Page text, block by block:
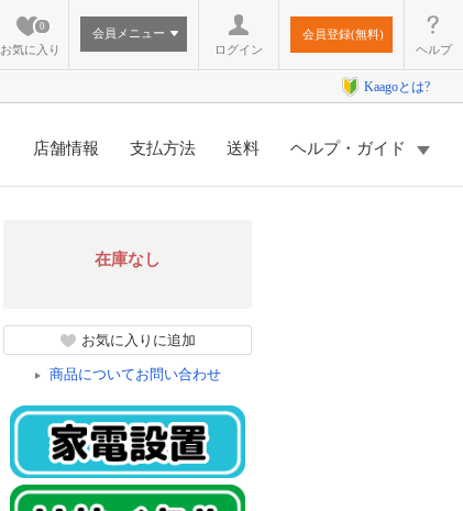
お気に入り
0
会員メニュー
ログイン
会員登録(無料)
ヘルプ
Kaagoとは?
店舗情報 支払方法 送料 ヘルプ・ガイド
在庫なし
お気に入りに追加
商品についてお問い合わせ